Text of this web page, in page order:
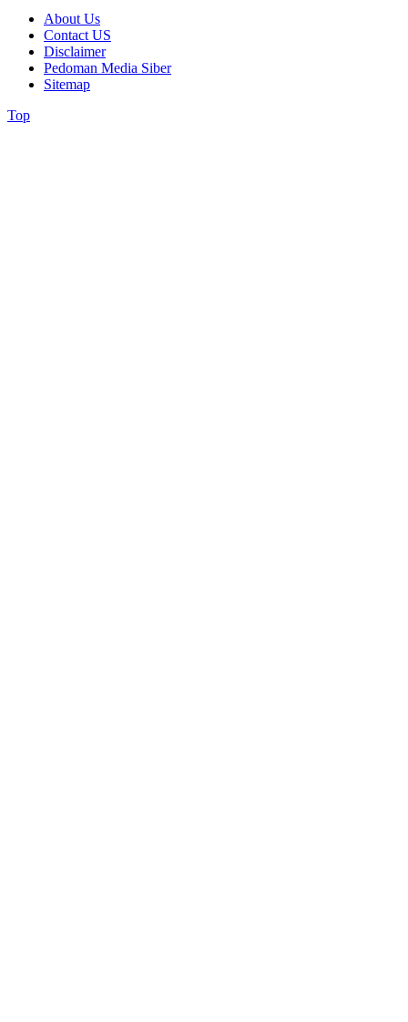
About Us
Contact US
Disclaimer
Pedoman Media Siber
Sitemap
Top